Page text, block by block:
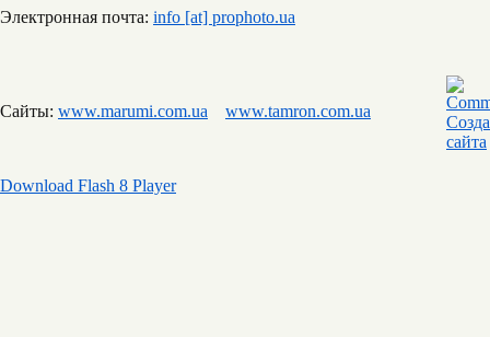
Электронная почта: info [at] prophoto.ua
Сайты: www.marumi.com.ua www.tamron.com.ua
Download Flash 8 Player